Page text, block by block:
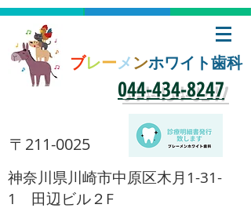
ブレー メ ンホワイト歯科
​044-434-8247
​〒211-0025
​神奈川県川崎市中原区木月1-31-
1 田辺ビル２F